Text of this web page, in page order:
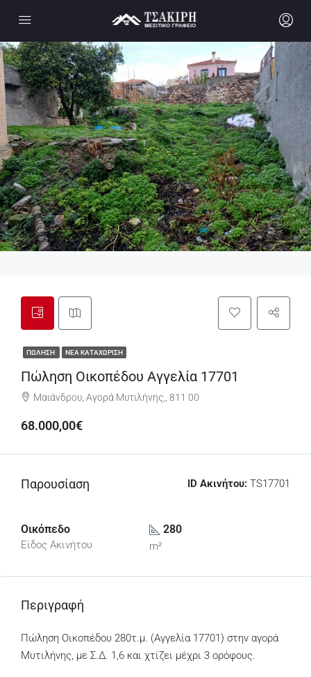
ΠΏΛΗΣΗ ΝΈΑ ΚΑΤΑΧΏΡΙΣΗ
Πώληση Οικοπέδου Αγγελία 17701
Μαιάνδρου, Αγορά Μυτιλήνης,, 811 00
68.000,00€
Παρουσίαση ID Ακινήτου: TS17701
Οικόπεδο
Είδος Ακινήτου
280
m²
Περιγραφή
Πώληση Οικοπέδου 280τ.μ. (Αγγελία 17701) στην αγορά
Μυτιλήνης, με Σ.Δ. 1,6 και χτίζει μέχρι 3 ορόφους.